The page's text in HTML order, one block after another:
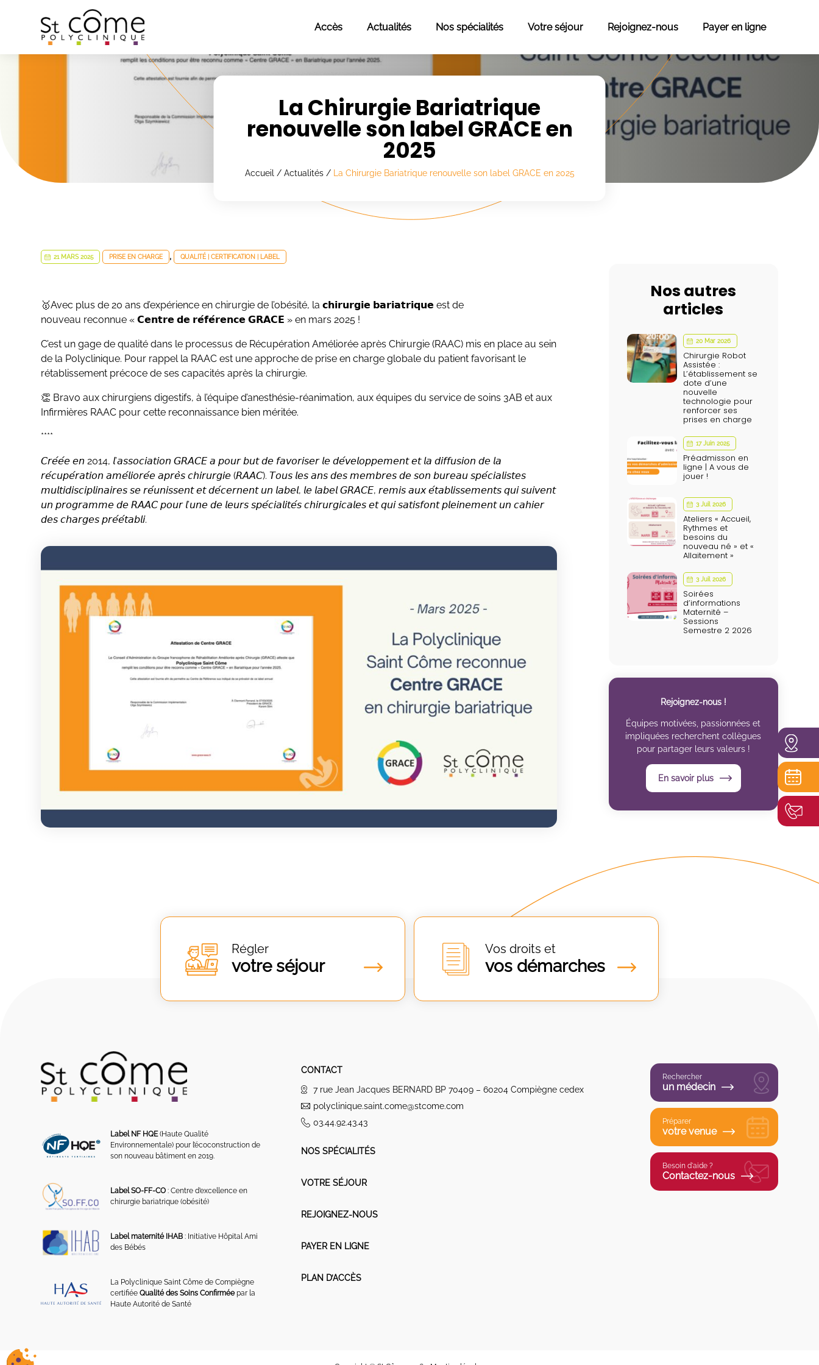
Accès Actualités Nos spécialités Votre séjour Rejoignez-nous Payer en ligne
La Chirurgie Bariatrique
renouvelle son label GRACE en
2025
Accueil / Actualités/ La Chirurgie Bariatrique renouvelle son label GRACE en 2025
21 MARS 2025 PRISE EN CHARGE , QUALITÉ | CERTIFICATION | LABEL
🥇Avec plus de 20 ans d’expérience en chirurgie de l’obésité, la 𝗰𝗵𝗶𝗿𝘂𝗿𝗴𝗶𝗲 𝗯𝗮𝗿𝗶𝗮𝘁𝗿𝗶𝗾𝘂𝗲 est de
nouveau reconnue « 𝗖𝗲𝗻𝘁𝗿𝗲 𝗱𝗲 𝗿𝗲́𝗳𝗲́𝗿𝗲𝗻𝗰𝗲 𝗚𝗥𝗔𝗖𝗘 » en mars 2025 !
C’est un gage de qualité dans le processus de Récupération Améliorée après Chirurgie (RAAC) mis en place au sein
de la Polyclinique. Pour rappel la RAAC est une approche de prise en charge globale du patient favorisant le
rétablissement précoce de ses capacités après la chirurgie.
👏 Bravo aux chirurgiens digestifs, à l’équipe d’anesthésie-réanimation, aux équipes du service de soins 3AB et aux
Infirmières RAAC pour cette reconnaissance bien méritée.
****
𝘊𝘳𝘦́𝘦́𝘦 𝘦𝘯 2014, 𝘭’𝘢𝘴𝘴𝘰𝘤𝘪𝘢𝘵𝘪𝘰𝘯 𝘎𝘙𝘈𝘊𝘌 𝘢 𝘱𝘰𝘶𝘳 𝘣𝘶𝘵 𝘥𝘦 𝘧𝘢𝘷𝘰𝘳𝘪𝘴𝘦𝘳 𝘭𝘦 𝘥𝘦́𝘷𝘦𝘭𝘰𝘱𝘱𝘦𝘮𝘦𝘯𝘵 𝘦𝘵 𝘭𝘢 𝘥𝘪𝘧𝘧𝘶𝘴𝘪𝘰𝘯 𝘥𝘦 𝘭𝘢
𝘳𝘦́𝘤𝘶𝘱𝘦́𝘳𝘢𝘵𝘪𝘰𝘯 𝘢𝘮𝘦́𝘭𝘪𝘰𝘳𝘦́𝘦 𝘢𝘱𝘳𝘦̀𝘴 𝘤𝘩𝘪𝘳𝘶𝘳𝘨𝘪𝘦 (𝘙𝘈𝘈𝘊). 𝘛𝘰𝘶𝘴 𝘭𝘦𝘴 𝘢𝘯𝘴 𝘥𝘦𝘴 𝘮𝘦𝘮𝘣𝘳𝘦𝘴 𝘥𝘦 𝘴𝘰𝘯 𝘣𝘶𝘳𝘦𝘢𝘶 𝘴𝘱𝘦́𝘤𝘪𝘢𝘭𝘪𝘴𝘵𝘦𝘴
𝘮𝘶𝘭𝘵𝘪𝘥𝘪𝘴𝘤𝘪𝘱𝘭𝘪𝘯𝘢𝘪𝘳𝘦𝘴 𝘴𝘦 𝘳𝘦́𝘶𝘯𝘪𝘴𝘴𝘦𝘯𝘵 𝘦𝘵 𝘥𝘦́𝘤𝘦𝘳𝘯𝘦𝘯𝘵 𝘶𝘯 𝘭𝘢𝘣𝘦𝘭, 𝘭𝘦 𝘭𝘢𝘣𝘦𝘭 𝘎𝘙𝘈𝘊𝘌, 𝘳𝘦𝘮𝘪𝘴 𝘢𝘶𝘹 𝘦́𝘵𝘢𝘣𝘭𝘪𝘴𝘴𝘦𝘮𝘦𝘯𝘵𝘴 𝘲𝘶𝘪 𝘴𝘶𝘪𝘷𝘦𝘯𝘵
𝘶𝘯 𝘱𝘳𝘰𝘨𝘳𝘢𝘮𝘮𝘦 𝘥𝘦 𝘙𝘈𝘈𝘊 𝘱𝘰𝘶𝘳 𝘭’𝘶𝘯𝘦 𝘥𝘦 𝘭𝘦𝘶𝘳𝘴 𝘴𝘱𝘦́𝘤𝘪𝘢𝘭𝘪𝘵𝘦́𝘴 𝘤𝘩𝘪𝘳𝘶𝘳𝘨𝘪𝘤𝘢𝘭𝘦𝘴 𝘦𝘵 𝘲𝘶𝘪 𝘴𝘢𝘵𝘪𝘴𝘧𝘰𝘯𝘵 𝘱𝘭𝘦𝘪𝘯𝘦𝘮𝘦𝘯𝘵 𝘶𝘯 𝘤𝘢𝘩𝘪𝘦𝘳
𝘥𝘦𝘴 𝘤𝘩𝘢𝘳𝘨𝘦𝘴 𝘱𝘳𝘦́𝘦́𝘵𝘢𝘣𝘭𝘪.
Nos autres
articles
20 Mar 2026
Chirurgie Robot
Assistée :
L’établissement se
dote d’une
nouvelle
technologie pour
renforcer ses
prises en charge
17 Juin 2025
Préadmisson en
ligne | A vous de
jouer !
3 Juil 2026
Ateliers « Accueil,
Rythmes et
besoins du
nouveau né » et «
Allaitement »
3 Juil 2026
Soirées
d’informations
Maternité –
Sessions
Semestre 2 2026
Rejoignez-nous !
Équipes motivées, passionnées et
impliquées recherchent collègues
pour partager leurs valeurs !
En savoir plus
Régler
votre séjour
Vos droits et
vos démarches
Label NF HQE(Haute Qualité
Environnementale) pour l’écoconstruction de
son nouveau bâtiment en 2019.
Label SO-FF-CO : Centre d’excellence en
chirurgie bariatrique (obésité)
Label maternité IHAB : Initiative Hôpital Ami
des Bébés
La Polyclinique Saint Côme de Compiègne
certifiéeQualité des Soins Confirméepar la
Haute Autorité de Santé
CONTACT
7 rue Jean Jacques BERNARD BP 70409 – 60204 Compiègne cedex
polyclinique.saint.come@stcome.com
03.44.92.43.43
NOS SPÉCIALITÉS
VOTRE SÉJOUR
REJOIGNEZ-NOUS
PAYER EN LIGNE
PLAN D’ACCÈS
Rechercher
un médecin
Préparer
votre venue
Besoin d'aide ?
Contactez-nous